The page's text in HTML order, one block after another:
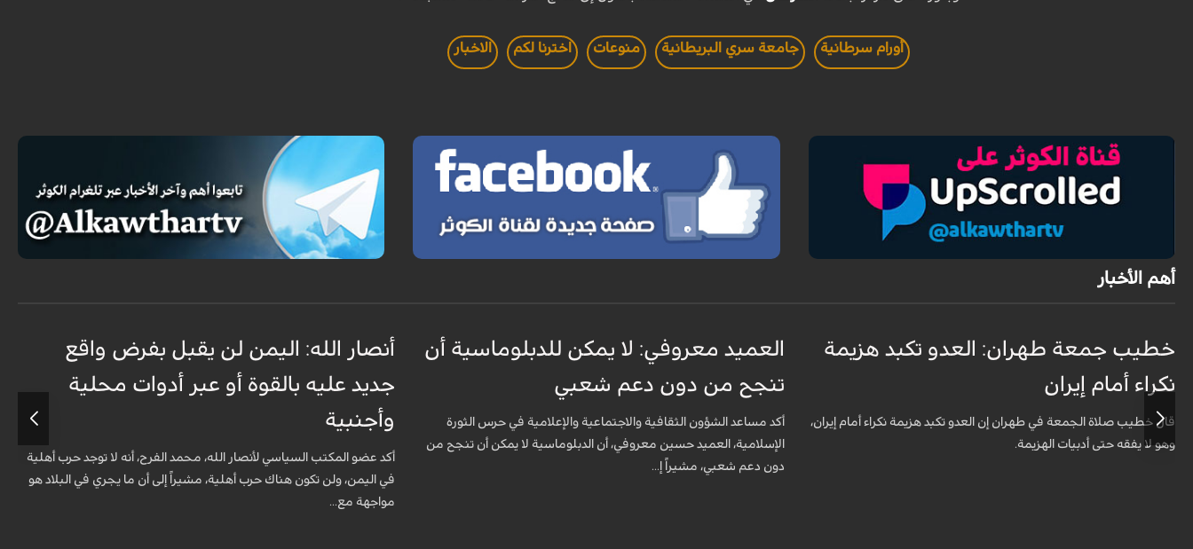
أورام سرطانية جامعة سري البريطانية منوعات اخترنا لكم الاخبار
أهم الأخبار
خطيب جمعة طهران: العدو تكبد هزيمة
نكراء أمام إيران
قال خطيب صلاة الجمعة في طهران إن العدو تكبد هزيمة نكراء أمام إيران،
وهو لا يفقه حتى أدبيات الهزيمة.
العميد معروفي: لا يمكن للدبلوماسية أن
تنجح من دون دعم شعبي
أكد مساعد الشؤون الثقافية والاجتماعية والإعلامية في حرس الثورة
الإسلامية، العميد حسين معروفي، أن الدبلوماسية لا يمكن أن تنجح من
دون دعم شعبي، مشيراً إ...
أنصار الله: اليمن لن يقبل بفرض واقع
جديد عليه بالقوة أو عبر أدوات محلية
وأجنبية
أكد عضو المكتب السياسي لأنصار الله، محمد الفرح، أنه لا توجد حرب أهلية
في اليمن، ولن تكون هناك حرب أهلية، مشيراً إلى أن ما يجري في البلاد هو
مواجهة مع...